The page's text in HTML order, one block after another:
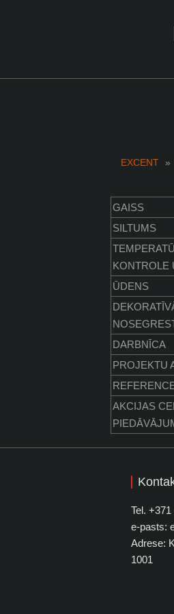
EXCENT »
GAISS
SILTUMS
KONTROLE
ŪDENS
DARBNĪCA
PROJEKTU
AKCIJAS
Tel.
e-pasts:
Adrese:
1001